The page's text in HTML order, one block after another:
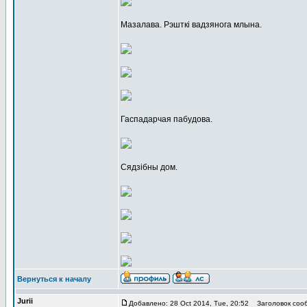
Мазалава. Рэшткі вадзянога млына.
Гаспадарчая пабудова.
Сядзібны дом.
Вернуться к началу
Jurii Добавлено: 28 Oct 2014, Tue, 20:52 Заголовок